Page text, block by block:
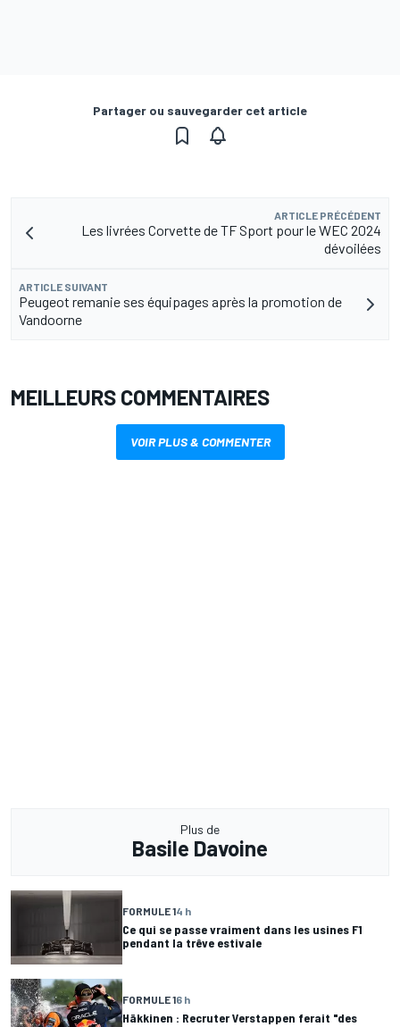
Partager ou sauvegarder cet article
ARTICLE PRÉCÉDENT
Les livrées Corvette de TF Sport pour le WEC 2024
dévoilées
ARTICLE SUIVANT
Peugeot remanie ses équipages après la promotion de
Vandoorne
MEILLEURS COMMENTAIRES
VOIR PLUS & COMMENTER
Plus de
Basile Davoine
FORMULE 14 h
Ce qui se passe vraiment dans les usines F1
pendant la trêve estivale
FORMULE 16 h
Häkkinen : Recruter Verstappen ferait "des